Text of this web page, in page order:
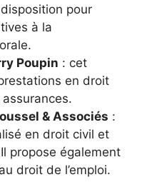
pour
à la
Poupin : cet
en droit
& Associés :
en droit civil et
propose également
droit de l’emploi.